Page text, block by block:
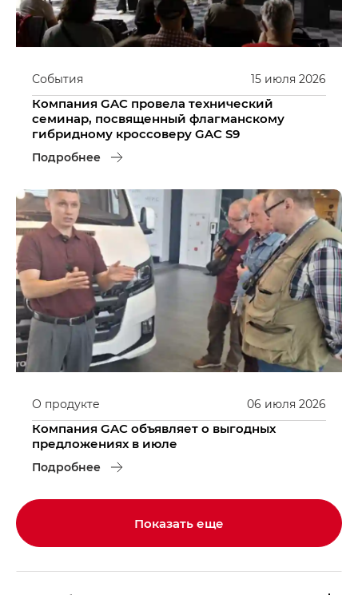
15 июля 2026
События
Компания GAC провела технический
семинар, посвященный флагманскому
гибридному кроссоверу GAC S9
Подробнее
06 июля 2026
О продукте
Компания GAC объявляет о выгодных
предложениях в июле
Подробнее
Показать еще